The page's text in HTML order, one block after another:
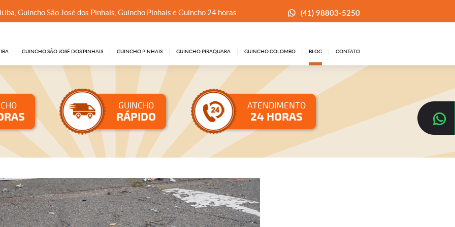
Guincho São José dos Pinhais, Guincho Pinhais e Guincho 24 horas (41) 98803-5250
GUINCHO SÃO JOSÉ DOS PINHAIS GUINCHO PINHAIS GUINCHO PIRAQUARA GUINCHO COLOMBO BLOG CONTATO
GUINCHO
RÁPIDO
ATENDIMENTO
24 HORAS